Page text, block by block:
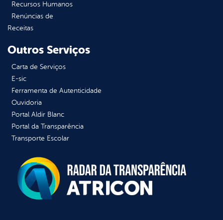
Recursos Humanos
Renúncias de
Receitas
Outros Serviços
Carta de Serviços
E-sic
Ferramenta de Autenticidade
Ouvidoria
Portal Aldir Blanc
Portal da Transparência
Transporte Escolar